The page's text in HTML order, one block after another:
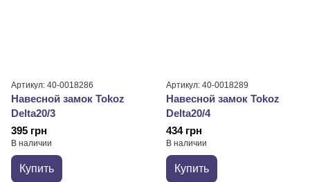
Артикул: 40-0018286
Навесной замок Tokoz
Delta20/3
395 грн
В наличии
Купить
Артикул: 40-0018289
Навесной замок Tokoz
Delta20/4
434 грн
В наличии
Купить